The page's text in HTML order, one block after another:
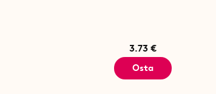
3.73 €
Osta